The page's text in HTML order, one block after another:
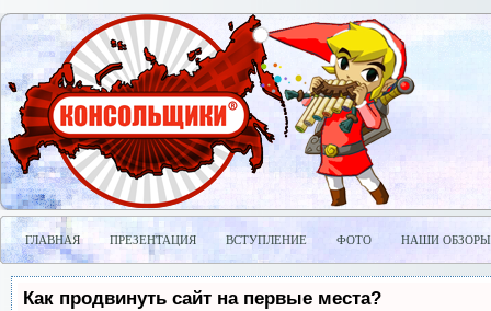
ГЛАВНАЯ ПРЕЗЕНТАЦИЯ ВСТУПЛЕНИЕ ФОТО НАШИ ОБЗОРЫ
Как продвинуть сайт на первые места?